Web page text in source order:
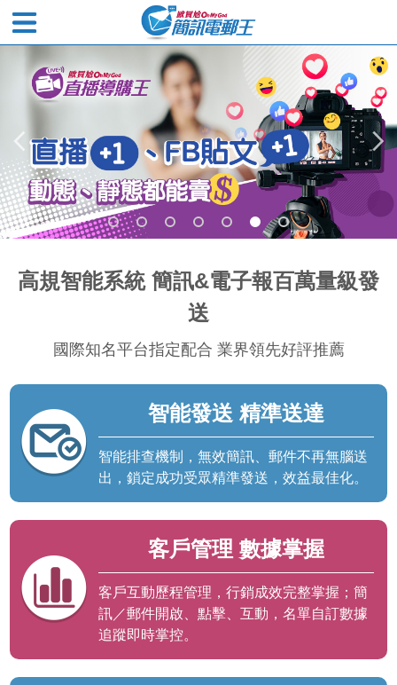
高規智能系統 簡訊&電子報百萬量級發
送
國際知名平台指定配合 業界領先好評推薦
智能發送 精準送達
智能排查機制，無效簡訊、郵件不再無腦送
出，鎖定成功受眾精準發送，效益最佳化。
客戶管理 數據掌握
客戶互動歷程管理，行銷成效完整掌握；簡
訊／郵件開啟、點擊、互動，名單自訂數據
追蹤即時掌控。